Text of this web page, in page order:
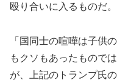
殴り合いに入るものだ。
「国同士の喧嘩は子供
もクソもあったもので
が、上記のトランプ氏